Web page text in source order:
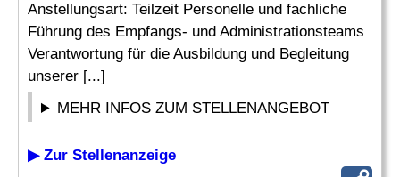
Anstellungsart: Teilzeit Personelle und fachliche
Führung des Empfangs- und Administrationsteams
Verantwortung für die Ausbildung und Begleitung
unserer [...]
MEHR INFOS ZUM STELLENANGEBOT
▶ Zur Stellenanzeige